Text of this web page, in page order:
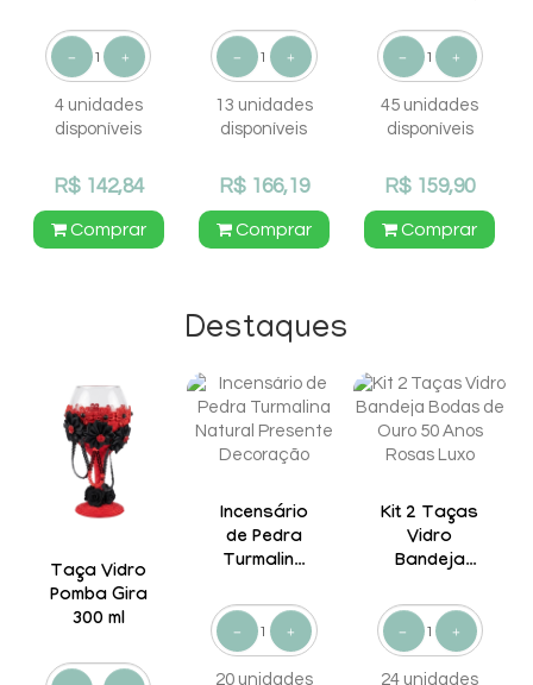
Tarô,
Estátua e
Taça
Decorada
4 unidades
disponíveis
R$ 142,84
Comprar
Taça,
Porta-Vela,
Incenso e
Óleo
Essencial
13 unidades
disponíveis
R$ 166,19
Comprar
e Umbanda
45 unidades
disponíveis
R$ 159,90
Comprar
Destaques
Taça Vidro
Pomba Gira
300 ml
Incensário
de Pedra
Turmalina
Presente
Decoração
20 unidades
Kit 2 Taças
Vidro
Bandeja
Ouro 50
Anos Rosas
Luxo
24 unidades